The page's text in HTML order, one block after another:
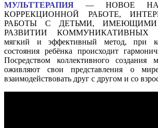
МУЛЬТТЕРАПИЯ — НОВОЕ
КОРРЕКЦИОННОЙ РАБОТЕ,
РАБОТЫ С ДЕТЬМИ,
РАЗВИТИИ КОММУНИКАТИВНЫХ
мягкий и эффективный метод, при
состояния ребёнка происходит
Посредством коллективного создания
оживляют свои представления о
взаимодействовать друг с другом и со